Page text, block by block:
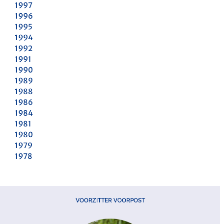
1997
1996
1995
1994
1992
1991
1990
1989
1988
1986
1984
1981
1980
1979
1978
VOORZITTER VOORPOST